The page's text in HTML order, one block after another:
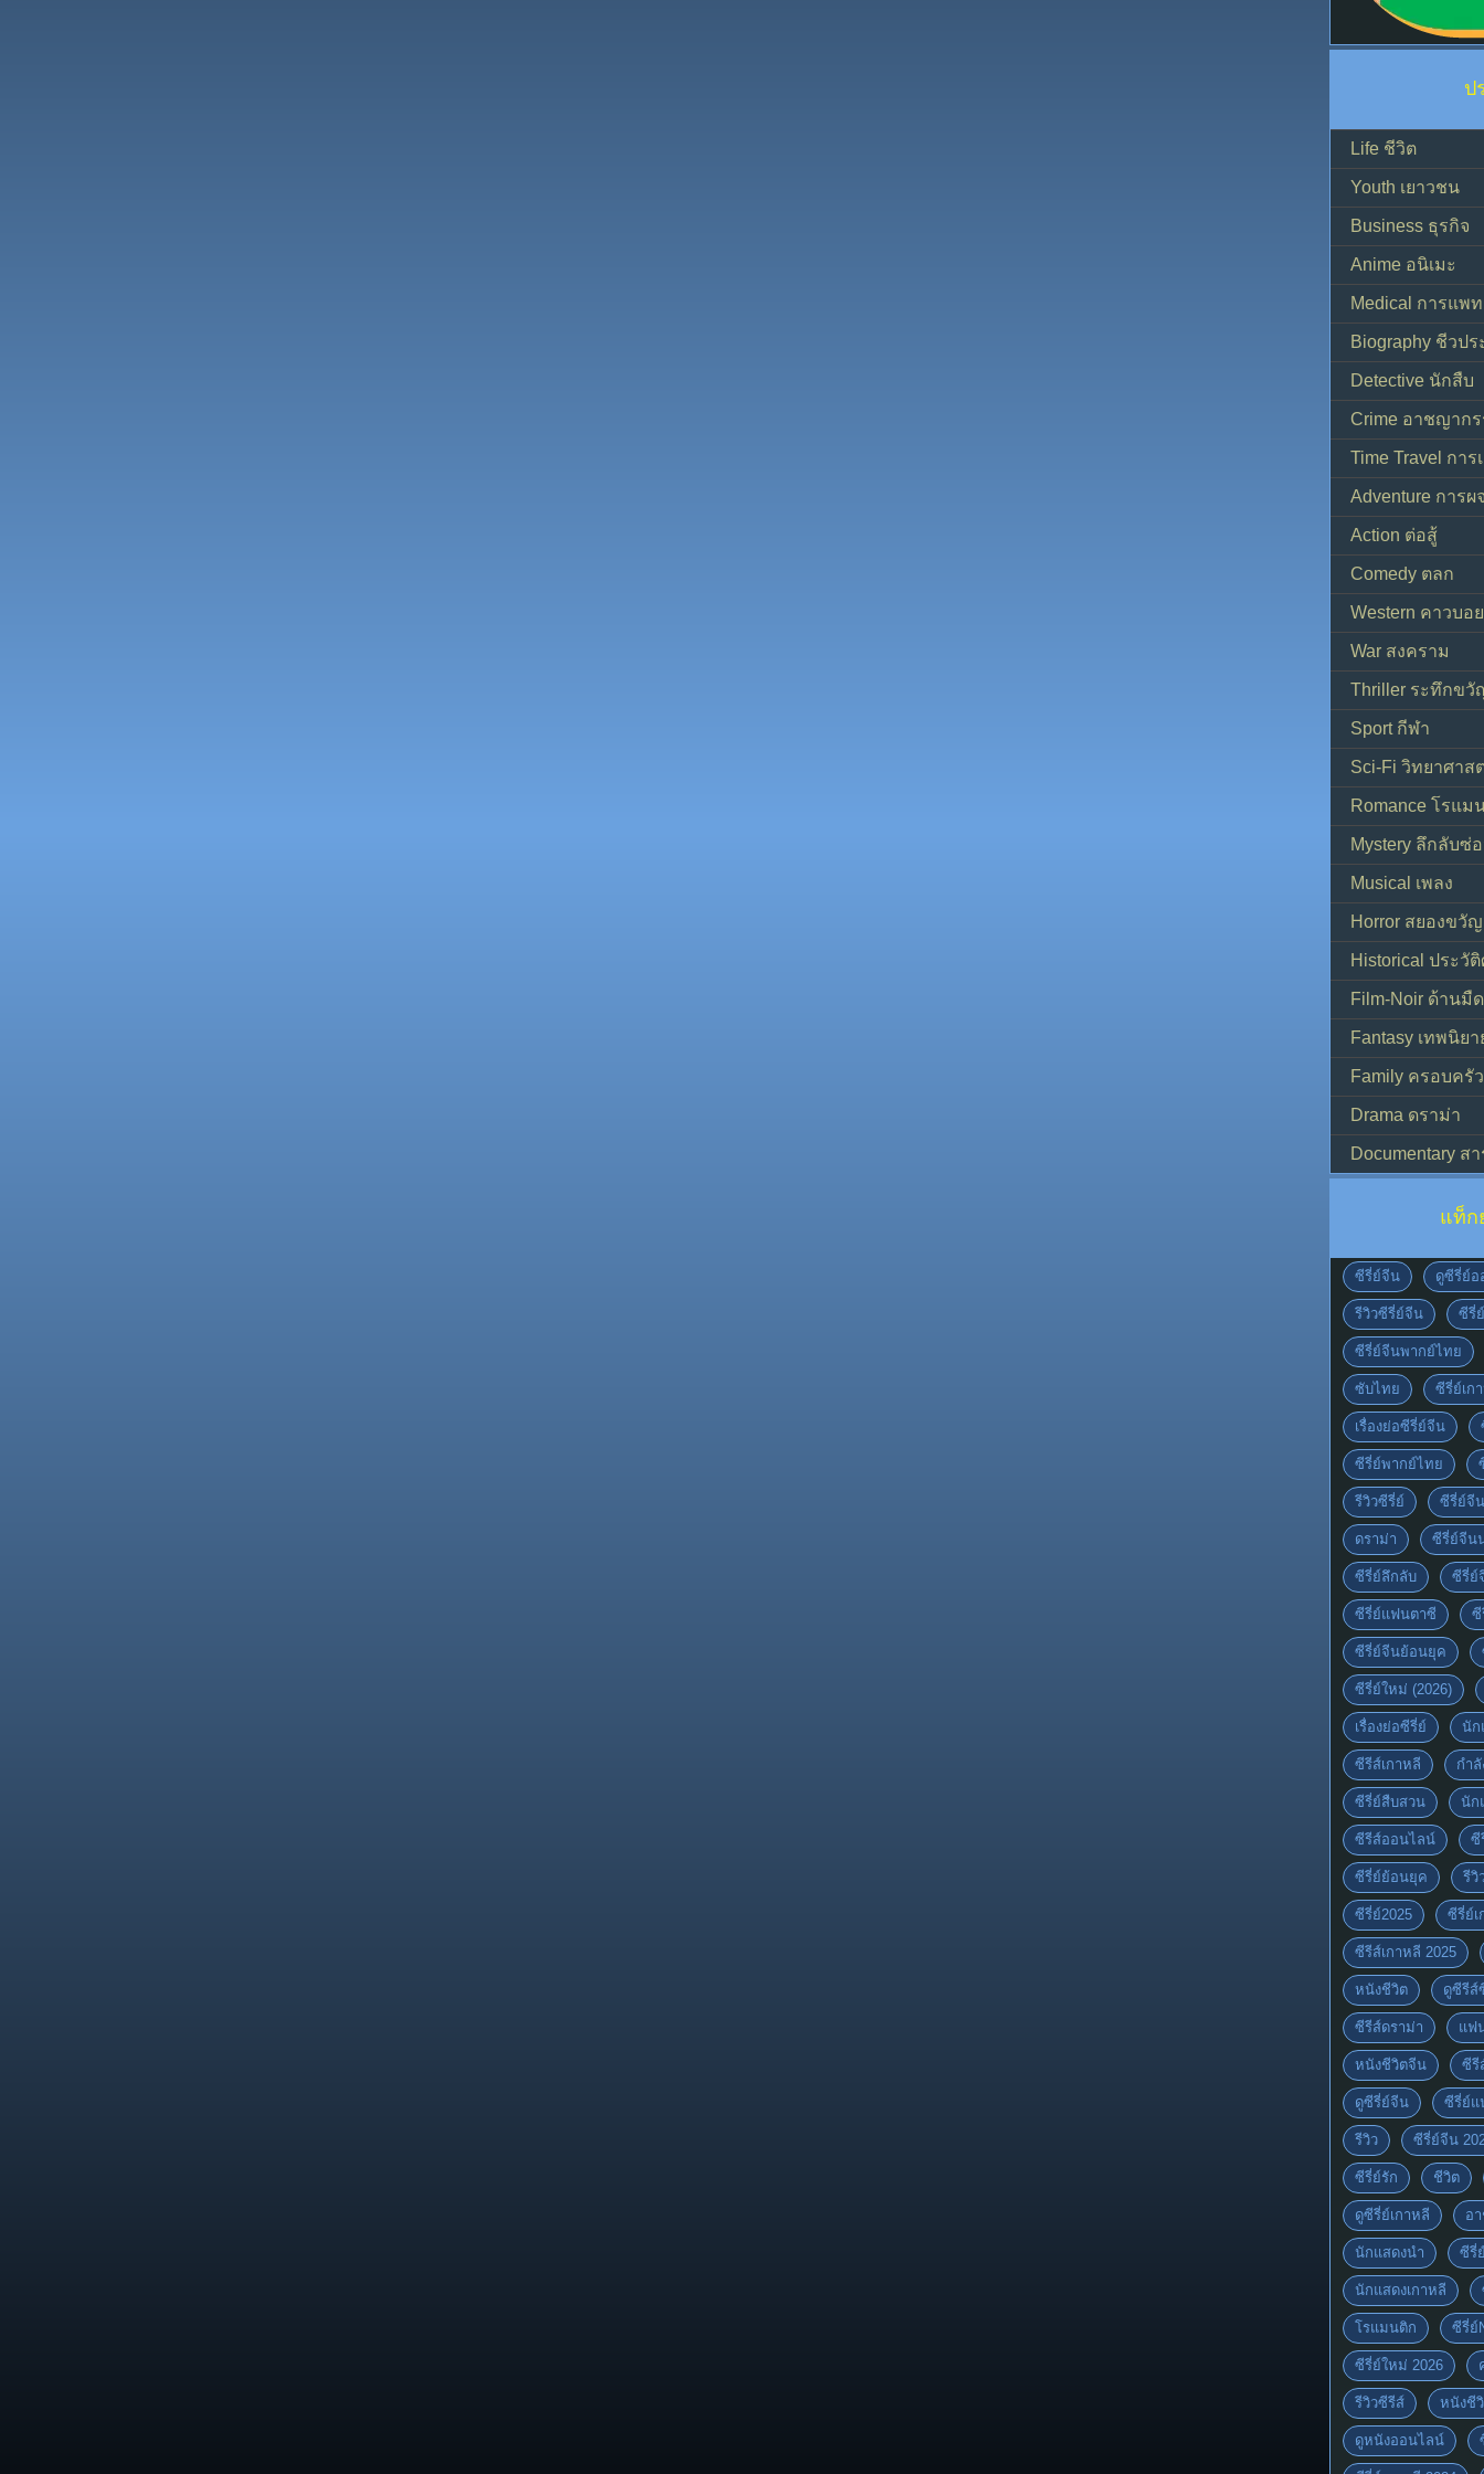
ป
Life ชีวิต
Youth เยาวชน
Business ธุรกิจ
Anime อนิเมะ
Medical การแพ
Biography ชีวปร
Detective นักสืบ
Crime อาชญาก
Time Travel กา
Adventure การ
Action ต่อสู้
Comedy ตลก
Western คาวบอ
War สงคราม
Thriller ระทึกขวั
Sport กีฬา
Sci-Fi วิทยาศาส
Romance โรแม
Mystery ลึกลับซ่
Musical เพลง
Horror สยองขวัญ
Historical ประวั
Film-Noir ด้านมื
Fantasy เทพนิยา
Family ครอบครัว
Drama ดราม่า
Documentary ส
แท็ก
ซีรี่ย์จีน ดูซีรี่ย์อ
รีวิวซีรี่ย์จีน ซีรี่
ซีรี่ย์จีนพากย์ไทย
ซับไทย ซีรี่ย์เก
เรื่องย่อซีรี่ย์จีน
ซีรี่ย์พากย์ไทย
รีวิวซีรี่ย์ ซีรี่ย์จี
ดราม่า ซีรี่ย์จีน
ซีรี่ย์ลึกลับ ซีรี่ย์
ซีรี่ย์แฟนตาซี ซี
ซีรี่ย์จีนย้อนยุค
ซีรี่ย์ใหม่ (2026)
เรื่องย่อซีรี่ย์ นัก
ซีรีส์เกาหลี กำ
ซีรี่ย์สืบสวน นัก
ซีรีส์ออนไลน์ ซี
ซีรี่ย์ย้อนยุค รีวิ
ซีรี่ย์2025 ซีรี่ย์เ
ซีรีส์เกาหลี 2025
หนังชีวิต ดูซีรีส์
ซีรีส์ดราม่า แฟ
หนังชีวิตจีน ซีรี
ดูซีรี่ย์จีน ซีรี่ย์แ
รีวิว ซีรี่ย์จีน
ซีรี่ย์รัก ชีวิต
ดูซีรี่ย์เกาหลี อ
นักแสดงนำ ซีรี่
นักแสดงเกาหลี
โรแมนติก ซีรี่ย์
ซีรี่ย์ใหม่ 2026
รีวิวซีรีส์ หนังชี
ดูหนังออนไลน์